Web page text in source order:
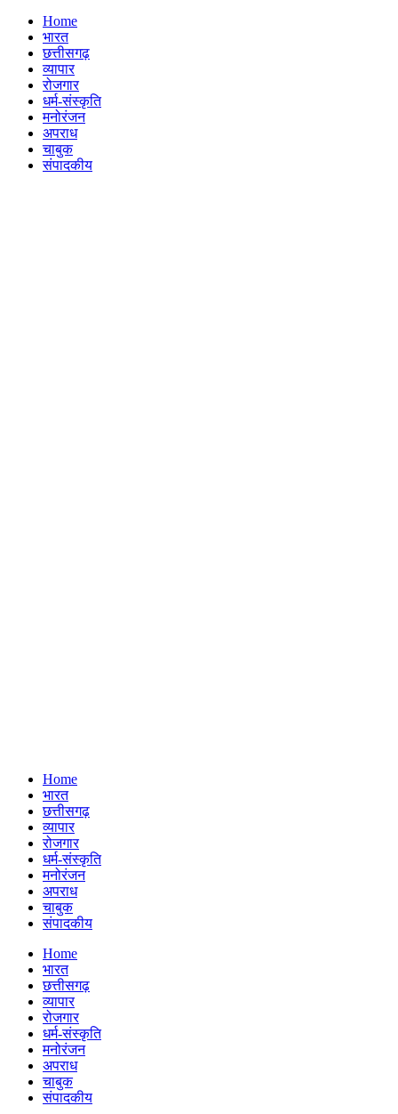
Menu
Home
भारत
छत्तीसगढ़
व्यापार
रोजगार
धर्म-संस्कृति
मनोरंजन
अपराध
चाबुक
संपादकीय
Home
भारत
छत्तीसगढ़
व्यापार
रोजगार
धर्म-संस्कृति
मनोरंजन
अपराध
चाबुक
संपादकीय
Menu
Home
भारत
छत्तीसगढ़
व्यापार
रोजगार
धर्म-संस्कृति
मनोरंजन
अपराध
चाबुक
संपादकीय